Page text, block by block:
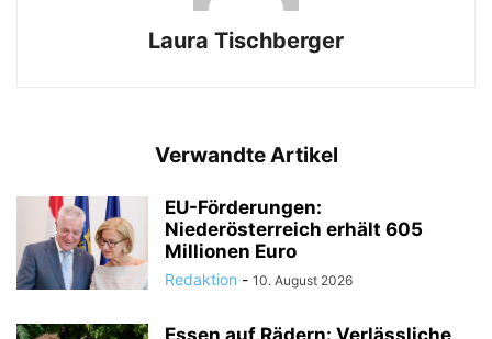
Laura Tischberger
Verwandte Artikel
EU-Förderungen:
Niederösterreich erhält 605
Millionen Euro
Redaktion - 10. August 2026
Essen auf Rädern: Verlässliche